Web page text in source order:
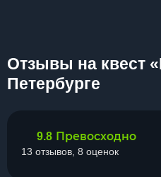
Отзывы на квест
Петербурге
9.8 Превосходно
13 отзывов, 8 оценок